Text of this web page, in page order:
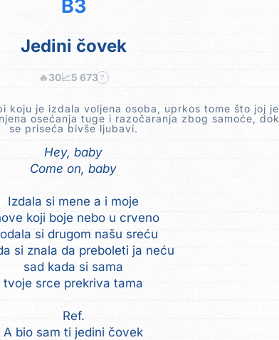
B3
Jedini čovek
🔥30📈5 673 ?
koju je izdala voljena osoba, uprkos tome što joj je
osećanja tuge i razočaranja zbog samoće, dok
se priseća bivše ljubavi.
Hey, baby
Come on, baby
Izdala si mene a i moje
koji boje nebo u crveno
si drugom našu sreću
si znala da preboleti ja neću
sad kada si sama
tvoje srce prekriva tama
Ref.
A bio sam ti jedini čovek